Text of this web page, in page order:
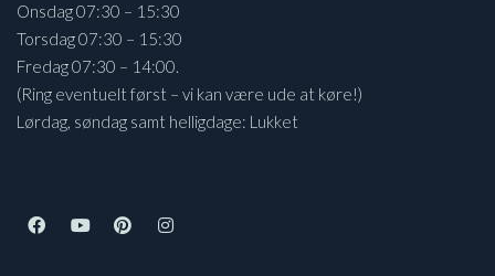
Onsdag 07:30 – 15:30
Torsdag 07:30 – 15:30
Fredag 07:30 – 14:00.
(Ring eventuelt først – vi kan være ude at køre!)
Lørdag, søndag samt helligdage: Lukket